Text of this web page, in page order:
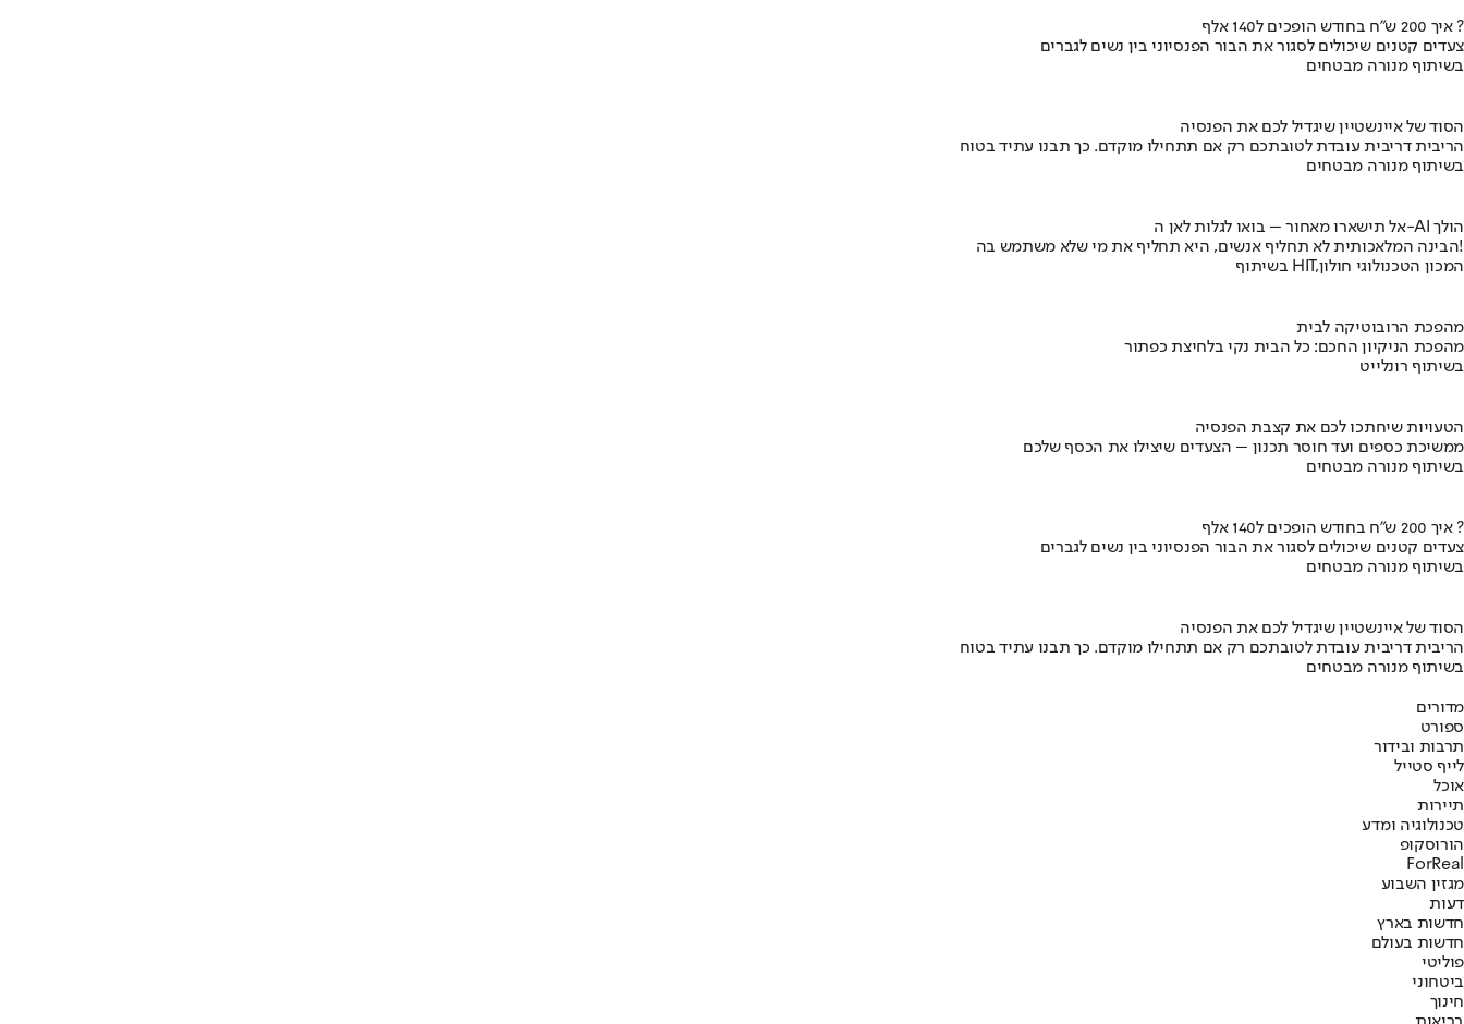
איך 200 ש"ח בחודש הופכים ל140 אלף ?
צעדים קטנים שיכולים לסגור את הבור הפנסיוני בין נשים לגברים
בשיתוף מנורה מבטחים
הסוד של איינשטיין שיגדיל לכם את הפנסיה
הריבית דריבית עובדת לטובתכם רק אם תתחילו מוקדם. כך תבנו עתיד בטוח
בשיתוף מנורה מבטחים
אל תישארו מאחור – בואו לגלות לאן ה-AI הולך
הבינה המלאכותית לא תחליף אנשים, היא תחליף את מי שלא משתמש בה!
בשיתוף HIT,המכון הטכנולוגי חולון
מהפכת הרובוטיקה לבית
מהפכת הניקיון החכם: כל הבית נקי בלחיצת כפתור
בשיתוף רונלייט
הטעויות שיחתכו לכם את קצבת הפנסיה
ממשיכת כספים ועד חוסר תכנון – הצעדים שיצילו את הכסף שלכם
בשיתוף מנורה מבטחים
איך 200 ש"ח בחודש הופכים ל140 אלף ?
צעדים קטנים שיכולים לסגור את הבור הפנסיוני בין נשים לגברים
בשיתוף מנורה מבטחים
הסוד של איינשטיין שיגדיל לכם את הפנסיה
הריבית דריבית עובדת לטובתכם רק אם תתחילו מוקדם. כך תבנו עתיד בטוח
בשיתוף מנורה מבטחים
מדורים
ספורט
תרבות ובידור
לייף סטייל
אוכל
תיירות
טכנולוגיה ומדע
הורוסקופ
ForReal
מגזין השבוע
דעות
חדשות בארץ
חדשות בעולם
פוליטי
ביטחוני
חינוך